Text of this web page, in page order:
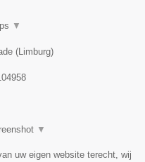
▼
(Limburg)
▼
uw eigen website terecht, wij